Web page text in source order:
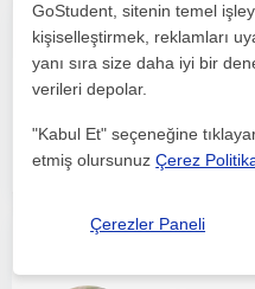
Stres yönetimi sağlıklı yaş
GoStudent, sitenin temel
kişiselleştirmek, reklamları
yanı sıra size daha iyi bir
verileri depolar.
"Kabul Et" seçeneğine
etmiş olursunuzÇerez
Çerezler Paneli